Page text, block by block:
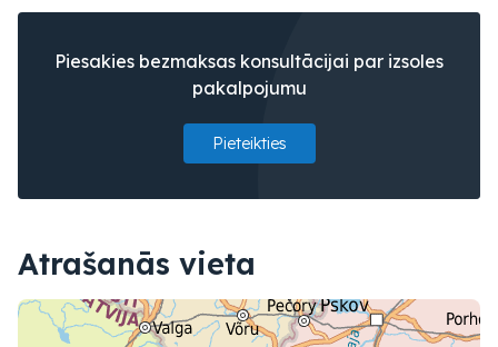
Piesakies bezmaksas konsultācijai par izsoles
pakalpojumu
Pieteikties
Atrašanās vieta